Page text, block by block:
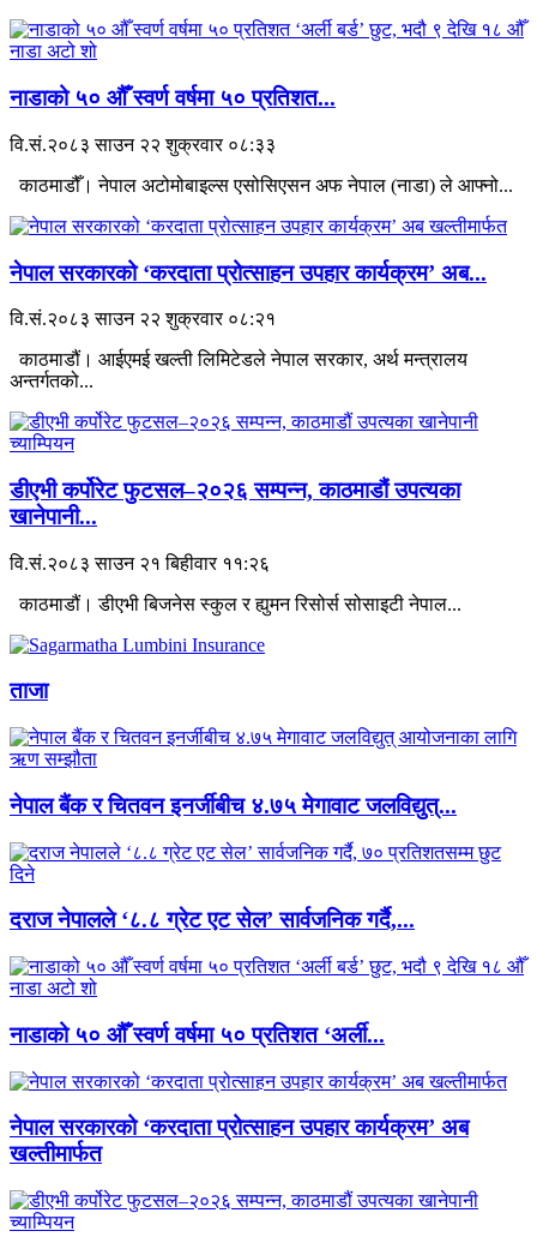
नाडाको ५० औँ स्वर्ण वर्षमा ५० प्रतिशत...
वि.सं.२०८३ साउन २२ शुक्रवार ०८:३३
काठमाडौँ। नेपाल अटोमोबाइल्स एसोसिएसन अफ नेपाल (नाडा) ले आफ्नो...
नेपाल सरकारको ‘करदाता प्रोत्साहन उपहार कार्यक्रम’ अब...
वि.सं.२०८३ साउन २२ शुक्रवार ०८:२१
काठमाडौं। आईएमई खल्ती लिमिटेडले नेपाल सरकार, अर्थ मन्त्रालय
अन्तर्गतको...
डीएभी कर्पोरेट फुटसल–२०२६ सम्पन्न, काठमाडौं उपत्यका
खानेपानी...
वि.सं.२०८३ साउन २१ बिहीवार ११:२६
काठमाडौं। डीएभी बिजनेस स्कुल र ह्युमन रिसोर्स सोसाइटी नेपाल...
ताजा
नेपाल बैंक र चितवन इनर्जीबीच ४.७५ मेगावाट जलविद्युत्...
दराज नेपालले ‘८.८ ग्रेट एट सेल’ सार्वजनिक गर्दै,...
नाडाको ५० औँ स्वर्ण वर्षमा ५० प्रतिशत ‘अर्ली...
नेपाल सरकारको ‘करदाता प्रोत्साहन उपहार कार्यक्रम’ अब
खल्तीमार्फत